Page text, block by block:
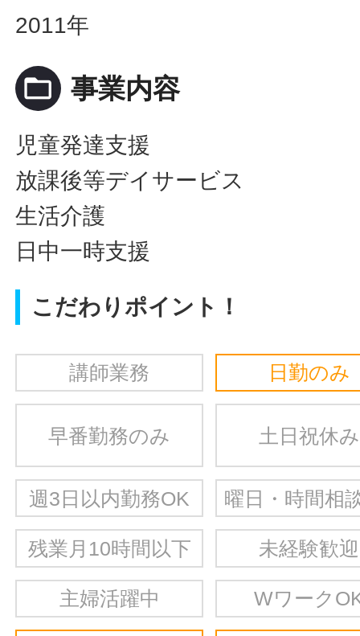
2011年
folder_open 事業内容
児童発達支援
放課後等デイサービス
生活介護
日中一時支援
こだわりポイント！
講師業務 日勤のみ
早番勤務のみ 土日祝休み
週3日以内勤務OK 曜日・時間相
残業月10時間以下 未経験歓迎
主婦活躍中 Wワーク